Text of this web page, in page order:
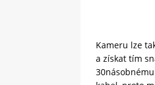
Kameru lze
a získat tím